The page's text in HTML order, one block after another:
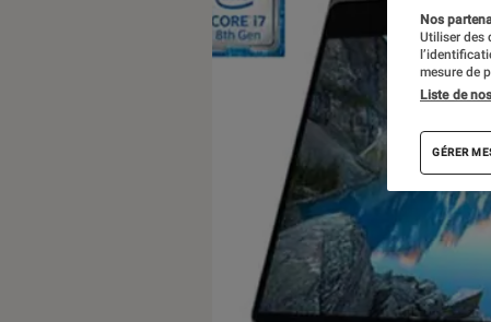
Nos
Utiliser des
mesure de
Liste de
GÉRER